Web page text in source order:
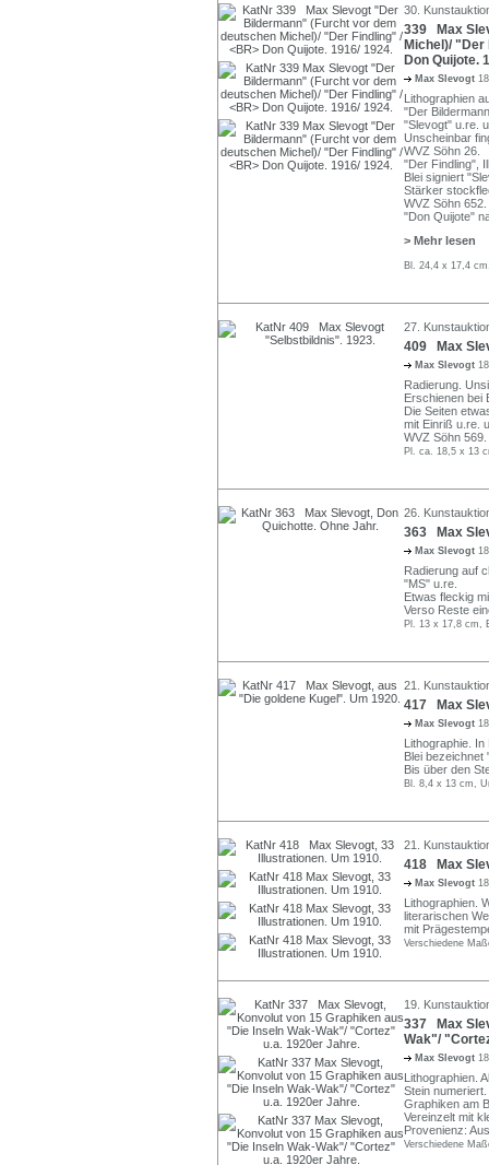
30.
339 Max
Michel)/ "Der
Don Quijote.
Max Slevogt
Lithographien
"Der
"Slevogt" u.re.
Unscheinbar
WVZ Söhn 26.
"Der Findling",
Blei signiert
Stärker
WVZ Söhn 652.
"Don Quijote"
> Mehr lesen
Bl. 24,4 x 17,4
27.
409 Max
Max Slevogt
Radierung.
Erschienen bei
Die Seiten
mit Einriß u.re.
WVZ Söhn 569.
Pl. ca. 18,5 x 13
26.
363 Max
Max Slevogt
Radierung auf
"MS" u.re.
Etwas fleckig
Verso Reste
Pl. 13 x 17,8 cm,
21.
417 Max
Max Slevogt
Lithographie.
Blei bezeichnet
Bis über den
Bl. 8,4 x 13 cm,
21.
418 Max
Max Slevogt
Lithographien.
literarischen
mit
Verschiedene
19.
337 Max
Wak"/
Max Slevogt
Lithographien.
Stein numeriert.
Graphiken am
Vereinzelt mit
Provenienz:
Verschiedene